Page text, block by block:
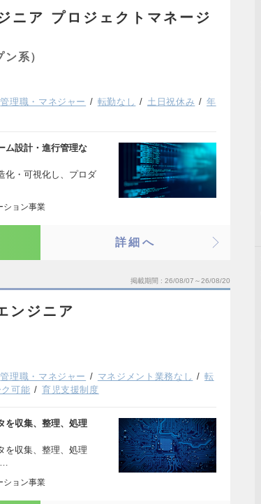
ニア プロジェクトマネージ
系）
管理職・マネジャー 転勤なし 土日祝休み
年
ム設計・進行管理な
化・可視化し、プロダ
ション事業
詳細へ
掲載期間 26/08/07～26/08/20
ンジニア
管理職・マネジャー マネジメント業務なし
転
ク可能 育児支援制度
を収集、整理、処理
を収集、整理、処理
ション事業